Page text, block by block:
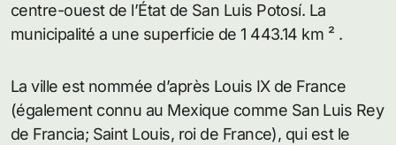
centre-ouest de l’État de San Luis Potosí. La
municipalité a une superficie de 1 443.14 km ² .
La ville est nommée d’après Louis IX de France
(également connu au Mexique comme San Luis Rey
de Francia; Saint Louis, roi de France), qui est le